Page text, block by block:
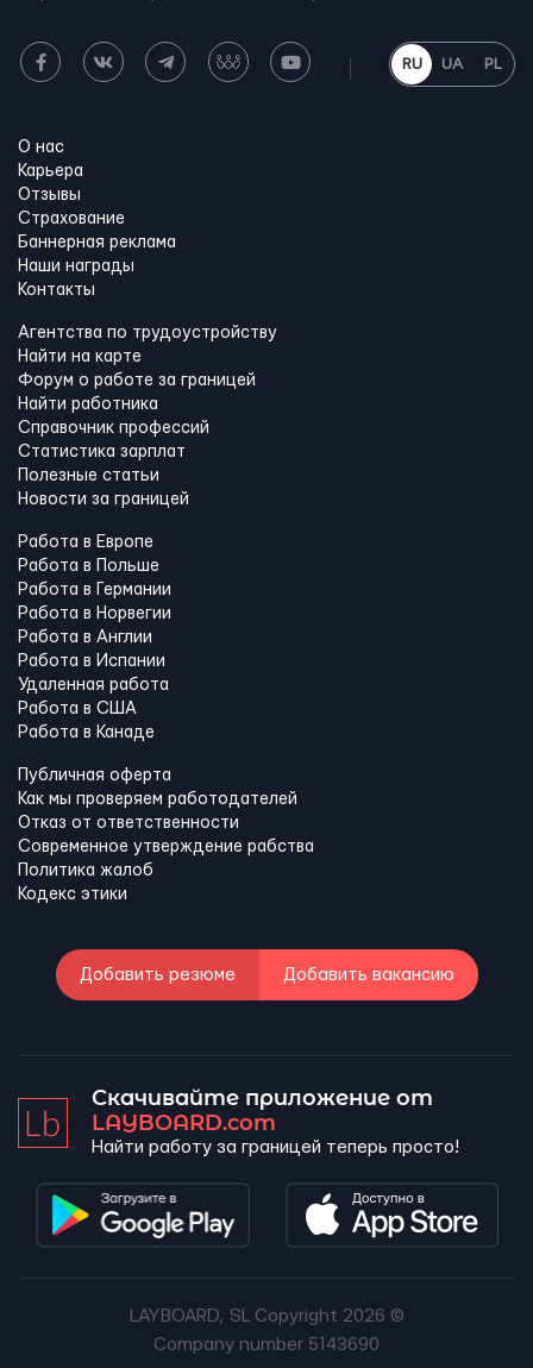
RU UA PL
О нас
Карьера
Отзывы
Страхование
Баннерная реклама
Наши награды
Контакты
Агентства по трудоустройству
Найти на карте
Форум о работе за границей
Найти работника
Справочник профессий
Статистика зарплат
Полезные статьи
Новости за границей
Работа в Европе
Работа в Польше
Работа в Германии
Работа в Норвегии
Работа в Англии
Работа в Испании
Удаленная работа
Работа в США
Работа в Канадe
Публичная оферта
Как мы проверяем работодателей
Отказ от ответственности
Современное утверждение рабства
Политика жалоб
Кодекс этики
Добавить резюме Добавить вакансию
Скачивайте приложение от
LAYBOARD.com
Найти работу за границей теперь просто!
LAYBOARD, SL Copyright 2026 ©
Company number 5143690